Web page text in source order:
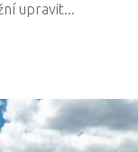
upravit...